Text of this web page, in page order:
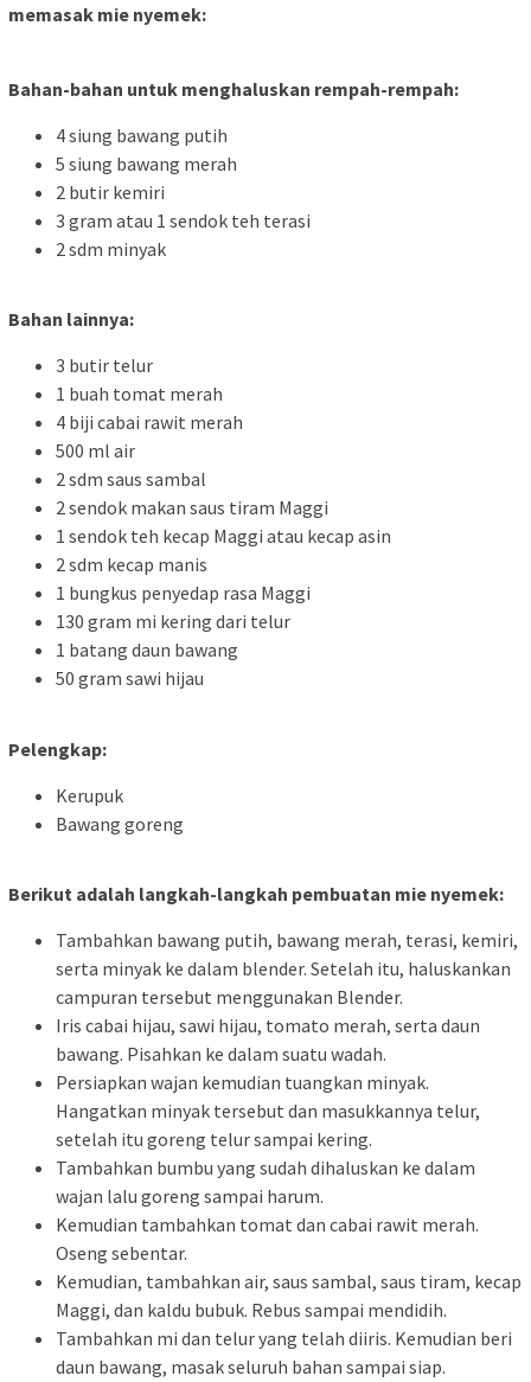
memasak mie nyemek:
Bahan-bahan untuk menghaluskan rempah-rempah:
4 siung bawang putih
5 siung bawang merah
2 butir kemiri
3 gram atau 1 sendok teh terasi
2 sdm minyak
Bahan lainnya:
3 butir telur
1 buah tomat merah
4 biji cabai rawit merah
500 ml air
2 sdm saus sambal
2 sendok makan saus tiram Maggi
1 sendok teh kecap Maggi atau kecap asin
2 sdm kecap manis
1 bungkus penyedap rasa Maggi
130 gram mi kering dari telur
1 batang daun bawang
50 gram sawi hijau
Pelengkap:
Kerupuk
Bawang goreng
Berikut adalah langkah-langkah pembuatan mie nyemek:
Tambahkan bawang putih, bawang merah, terasi, kemiri,
serta minyak ke dalam blender. Setelah itu, haluskankan
campuran tersebut menggunakan Blender.
Iris cabai hijau, sawi hijau, tomato merah, serta daun
bawang. Pisahkan ke dalam suatu wadah.
Persiapkan wajan kemudian tuangkan minyak.
Hangatkan minyak tersebut dan masukkannya telur,
setelah itu goreng telur sampai kering.
Tambahkan bumbu yang sudah dihaluskan ke dalam
wajan lalu goreng sampai harum.
Kemudian tambahkan tomat dan cabai rawit merah.
Oseng sebentar.
Kemudian, tambahkan air, saus sambal, saus tiram, kecap
Maggi, dan kaldu bubuk. Rebus sampai mendidih.
Tambahkan mi dan telur yang telah diiris. Kemudian beri
daun bawang, masak seluruh bahan sampai siap.